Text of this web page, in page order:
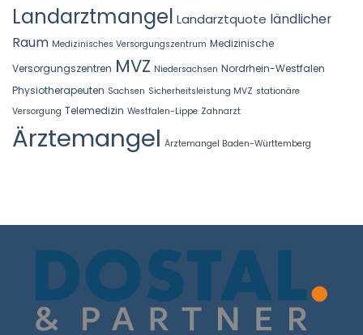
Landarztmangel Landarztquote ländlicher
Raum Medizinisches Versorgungszentrum Medizinische
Versorgungszentren MVZ Niedersachsen Nordrhein-Westfalen
Physiotherapeuten Sachsen Sicherheitsleistung MVZ stationäre
Versorgung Telemedizin Westfalen-Lippe Zahnarzt
Ärztemangel Ärztemangel Baden-Württemberg